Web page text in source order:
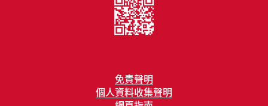
免責聲明
個人資料收集聲明